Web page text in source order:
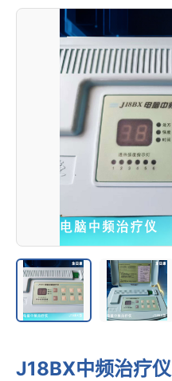
J18BX中频治疗仪